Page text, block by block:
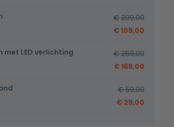
€209,00
€ 109,00
met LED verlichting €269,00
€ 169,00
€59,00
€ 29,00